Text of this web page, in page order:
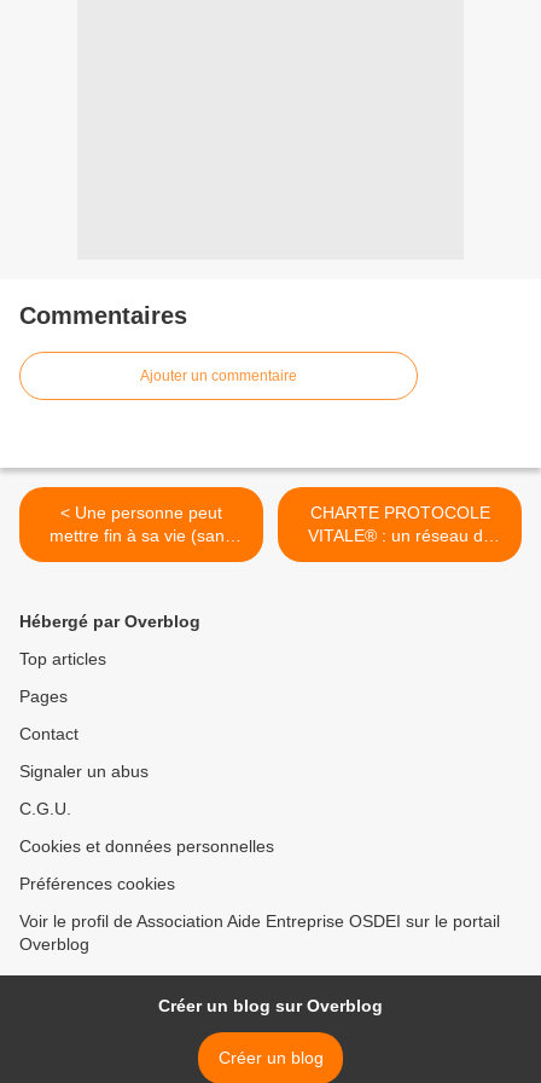
Commentaires
Ajouter un commentaire
< Une personne peut
mettre fin à sa vie (sans
douleur) pour moins de 100
CHARTE PROTOCOLE
VITALE® : un réseau de
professionnels en faveur
Hébergé par Overblog
Top articles
Pages
Contact
Signaler un abus
C.G.U.
Cookies et données personnelles
Préférences cookies
Voir le profil de Association Aide Entreprise OSDEI sur le portail
Overblog
Créer un blog sur Overblog
Créer un blog